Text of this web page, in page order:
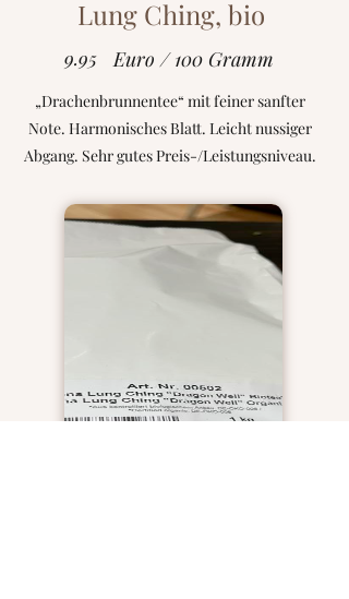
Lung Ching, bio
9.95 Euro / 100 Gramm
„Drachenbrunnentee“ mit feiner sanfter
Note. Harmonisches Blatt. Leicht nussiger
Abgang. Sehr gutes Preis-/Leistungsniveau.